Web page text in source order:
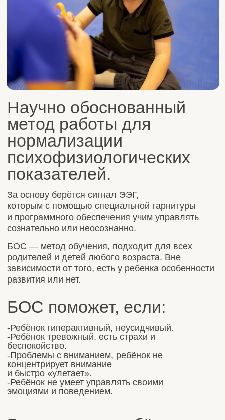
За основу берётся сигнал ЭЭГ,
которым с помощью специальной гарнитуры
и программного обеспечения учим управлять
Научно обоснованный
метод работы для
нормализации
психофизиологических
показателей.
-Ребёнок гиперактивный, неусидчивый.
-Ребёнок тревожный, есть страхи и
беспокойство.
концентрирует внимание
и быстро «улетает».
-Ребёнок не умеет управлять своими
эмоциями и поведением.
-Умеет концентрировать внимание и быть
сосредоточенным.
-Научиться контролировать большее
количество задач,
-Научится быть расслабленным в
нежелательного поведения.
Ваше эмоциональное состояние напрямую
влияет на развитие и адаптацию вашего
БОС — метод обучения, подходит для всех
родителей и детей любого возраста. Вне
зависимости от того, есть у ребенка особенности
развития или нет.
БОС поможет, если:
В результате ребёнок:
Ресурс родителей —
основа успешного
воспитания детей с
особенностями.